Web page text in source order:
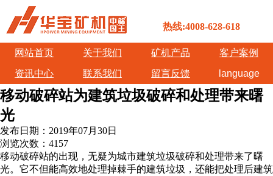
热线:4008-628-618
网站首页 关于我们 矿机产品
客户案例
资讯中心
联系我们 留言反馈 language
移动破碎站为建筑垃圾破碎和处理带来曙
光
发布日期： 2019年07月30日
浏览次数： 4157
移动破碎站的出现，无疑为城市建筑垃圾破碎和处理带来了曙
光。它不但能高效地处理掉棘手的建筑垃圾，还能把处理后建筑